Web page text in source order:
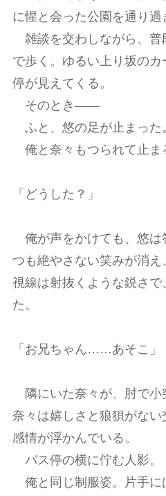
に惺と会った公園を通り過
雑談を交わしながら、普
で歩く。ゆるい上り坂の
停が見えてくる。
そのとき――
ふと、悠の足が止まった
俺と奈々もつられて止ま
「どうした？」
俺が声をかけても、悠は
つも絶やさない笑みが消
視線は射抜くような鋭さ
た。
「お兄ちゃん……あそこ」
隣にいた奈々が、肘で小
奈々は嬉しさと狼狽がな
感情が浮かんでいる。
バス停の横に佇む人影。
俺と同じ制服姿。片手に